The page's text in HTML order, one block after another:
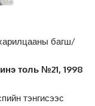
багш/
толь №21, 1998
тэнгисээс